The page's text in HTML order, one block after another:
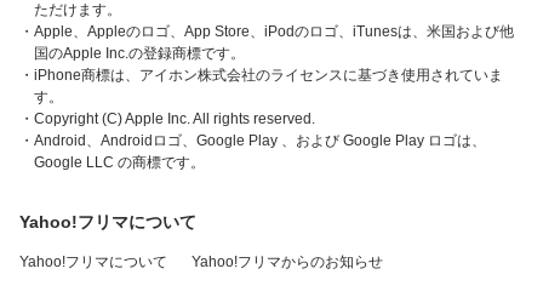
ただけます。
・Apple、Appleのロゴ、App Store、iPodのロゴ、iTunesは、米国および他
国のApple Inc.の登録商標です。
・iPhone商標は、アイホン株式会社のライセンスに基づき使用されていま
す。
・Copyright (C) Apple Inc. All rights reserved.
・Android、Androidロゴ、Google Play 、および Google Play ロゴは、
Google LLC の商標です。
Yahoo!フリマについて
Yahoo!フリマについて Yahoo!フリマからのお知らせ